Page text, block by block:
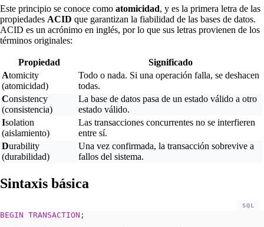
Este principio se conoce como atomicidad, y es la primera letra de las
propiedades ACID que garantizan la fiabilidad de las bases de datos.
ACID es un acrónimo en inglés, por lo que sus letras provienen de los
términos originales:
Propiedad
Significado
Atomicity
(atomicidad)
Todo o nada. Si una operación falla, se deshacen
todas.
Consistency
(consistencia)
La base de datos pasa de un estado válido a otro
estado válido.
Isolation
(aislamiento)
Las transacciones concurrentes no se interfieren
entre sí.
Durability
(durabilidad)
Una vez confirmada, la transacción sobrevive a
fallos del sistema.
Sintaxis básica
BEGIN TRANSACTION ;
SQL